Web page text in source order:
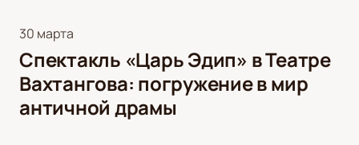
30 марта
Спектакль «Царь Эдип» в Театре
Вахтангова: погружение в мир
античной драмы